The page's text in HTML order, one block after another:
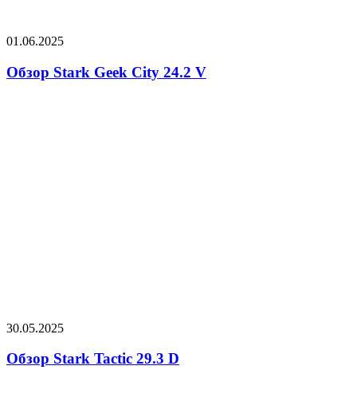
01.06.2025
Обзор Stark Geek City 24.2 V
30.05.2025
Обзор Stark Tactic 29.3 D